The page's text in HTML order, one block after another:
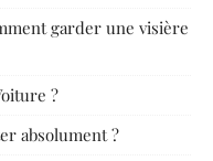
garder une visière
?
absolument ?